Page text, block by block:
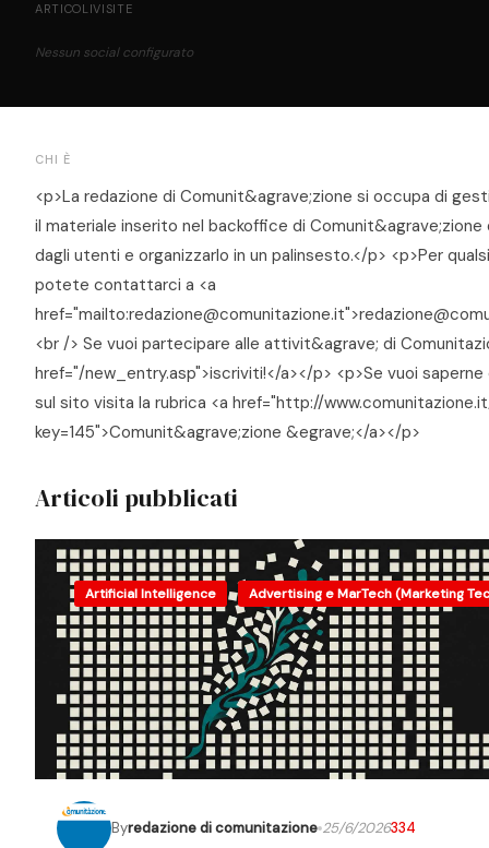
ARTICOLIVISITE
Nessun social configurato
CHI È
<p>La redazione di Comunit&agrave;zione si occupa di
il materiale inserito nel backoffice di
dagli utenti e organizzarlo in un palinsesto.</p> <p>Per
potete contattarci a <a
<br /> Se vuoi partecipare alle attivit&agrave; di
href="/new_entry.asp">iscriviti!</a></p> <p>Se vuoi
sul sito visita la rubrica <a href="http://
key=145">Comunit&agrave;zione &egrave;</a></p>
Articoli pubblicati
Artificial Intelligence Advertising e MarTech (Marketing
Byredazione di comunitazione 25/6/2026334